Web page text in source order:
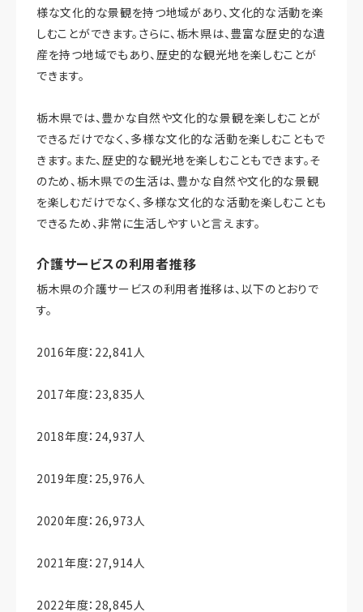
様な文化的な景観を持つ地域があり、文化的な活動を楽
しむことができます。さらに、栃木県は、豊富な歴史的な遺
産を持つ地域でもあり、歴史的な観光地を楽しむことが
できます。
栃木県では、豊かな自然や文化的な景観を楽しむことが
できるだけでなく、多様な文化的な活動を楽しむこともで
きます。また、歴史的な観光地を楽しむこともできます。そ
のため、栃木県での生活は、豊かな自然や文化的な景観
を楽しむだけでなく、多様な文化的な活動を楽しむことも
できるため、非常に生活しやすいと言えます。
介護サービスの利用者推移
栃木県の介護サービスの利用者推移は、以下のとおりで
す。
2016年度：22,841人
2017年度：23,835人
2018年度：24,937人
2019年度：25,976人
2020年度：26,973人
2021年度：27,914人
2022年度：28,845人